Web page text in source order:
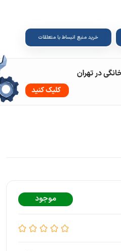
خرید منبع انبساط با متعلقات
موجود